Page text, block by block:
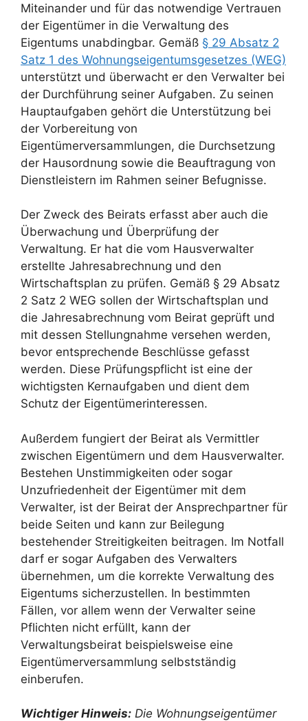
Miteinander und für das notwendige Vertrauen
der Eigentümer in die Verwaltung des
Eigentums unabdingbar. Gemäß § 29 Absatz 2
Satz 1 des Wohnungseigentumsgesetzes (WEG)
unterstützt und überwacht er den Verwalter bei
der Durchführung seiner Aufgaben. Zu seinen
Hauptaufgaben gehört die Unterstützung bei
der Vorbereitung von
Eigentümerversammlungen, die Durchsetzung
der Hausordnung sowie die Beauftragung von
Dienstleistern im Rahmen seiner Befugnisse.
Der Zweck des Beirats erfasst aber auch die
Überwachung und Überprüfung der
Verwaltung. Er hat die vom Hausverwalter
erstellte Jahresabrechnung und den
Wirtschaftsplan zu prüfen. Gemäß § 29 Absatz
2 Satz 2 WEG sollen der Wirtschaftsplan und
die Jahresabrechnung vom Beirat geprüft und
mit dessen Stellungnahme versehen werden,
bevor entsprechende Beschlüsse gefasst
werden. Diese Prüfungspflicht ist eine der
wichtigsten Kernaufgaben und dient dem
Schutz der Eigentümerinteressen.
Außerdem fungiert der Beirat als Vermittler
zwischen Eigentümern und dem Hausverwalter.
Bestehen Unstimmigkeiten oder sogar
Unzufriedenheit der Eigentümer mit dem
Verwalter, ist der Beirat der Ansprechpartner für
beide Seiten und kann zur Beilegung
bestehender Streitigkeiten beitragen. Im Notfall
darf er sogar Aufgaben des Verwalters
übernehmen, um die korrekte Verwaltung des
Eigentums sicherzustellen. In bestimmten
Fällen, vor allem wenn der Verwalter seine
Pflichten nicht erfüllt, kann der
Verwaltungsbeirat beispielsweise eine
Eigentümerversammlung selbstständig
einberufen.
Wichtiger Hinweis: Die Wohnungseigentümer